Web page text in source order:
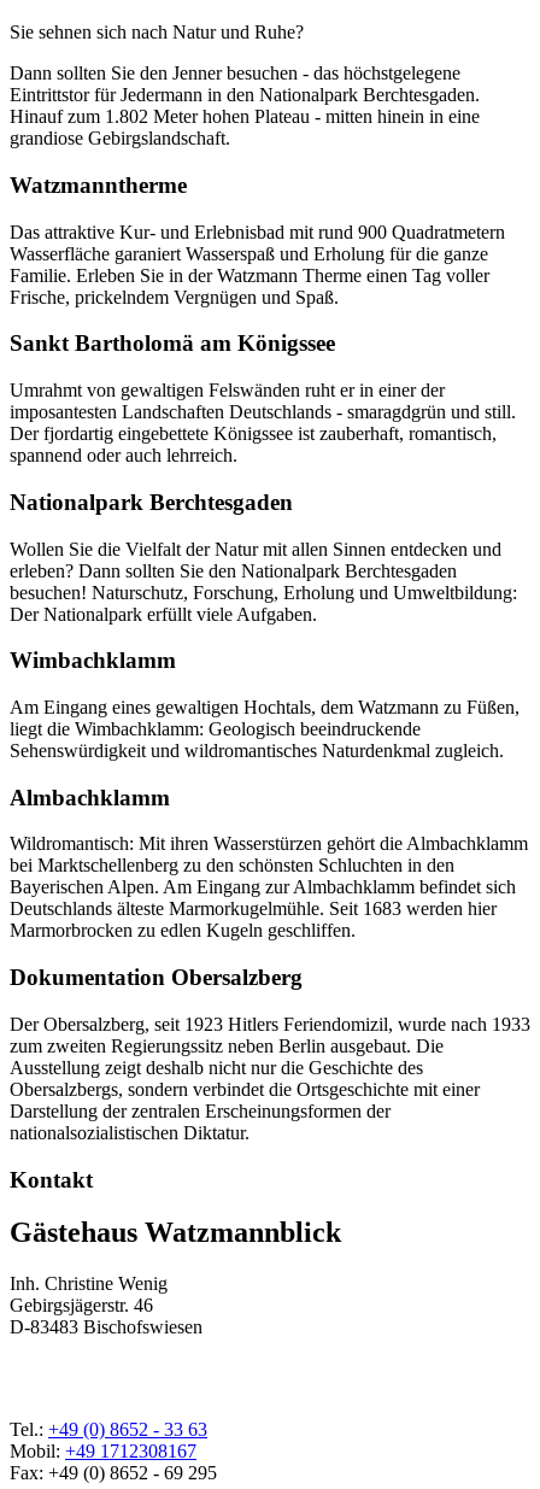
Sie sehnen sich nach Natur und Ruhe?
Dann sollten Sie den Jenner besuchen - das höchstgelegene
Eintrittstor für Jedermann in den Nationalpark Berchtesgaden.
Hinauf zum 1.802 Meter hohen Plateau - mitten hinein in eine
grandiose Gebirgslandschaft.
Watzmanntherme
Das attraktive Kur- und Erlebnisbad mit rund 900 Quadratmetern
Wasserfläche garaniert Wasserspaß und Erholung für die ganze
Familie. Erleben Sie in der Watzmann Therme einen Tag voller
Frische, prickelndem Vergnügen und Spaß.
Sankt Bartholomä am Königssee
Umrahmt von gewaltigen Felswänden ruht er in einer der
imposantesten Landschaften Deutschlands - smaragdgrün und still.
Der fjordartig eingebettete Königssee ist zauberhaft, romantisch,
spannend oder auch lehrreich.
Nationalpark Berchtesgaden
Wollen Sie die Vielfalt der Natur mit allen Sinnen entdecken und
erleben? Dann sollten Sie den Nationalpark Berchtesgaden
besuchen! Naturschutz, Forschung, Erholung und Umweltbildung:
Der Nationalpark erfüllt viele Aufgaben.
Wimbachklamm
Am Eingang eines gewaltigen Hochtals, dem Watzmann zu Füßen,
liegt die Wimbachklamm: Geologisch beeindruckende
Sehenswürdigkeit und wildromantisches Naturdenkmal zugleich.
Almbachklamm
Wildromantisch: Mit ihren Wasserstürzen gehört die Almbachklamm
bei Marktschellenberg zu den schönsten Schluchten in den
Bayerischen Alpen. Am Eingang zur Almbachklamm befindet sich
Deutschlands älteste Marmorkugelmühle. Seit 1683 werden hier
Marmorbrocken zu edlen Kugeln geschliffen.
Dokumentation Obersalzberg
Der Obersalzberg, seit 1923 Hitlers Feriendomizil, wurde nach 1933
zum zweiten Regierungssitz neben Berlin ausgebaut. Die
Ausstellung zeigt deshalb nicht nur die Geschichte des
Obersalzbergs, sondern verbindet die Ortsgeschichte mit einer
Darstellung der zentralen Erscheinungsformen der
nationalsozialistischen Diktatur.
Kontakt
Gästehaus Watzmannblick
Inh. Christine Wenig
Gebirgsjägerstr. 46
D-83483 Bischofswiesen
Tel.: +49 (0) 8652 - 33 63
Mobil: +49 1712308167
Fax: +49 (0) 8652 - 69 295